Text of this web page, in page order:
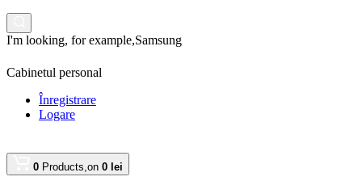
I'm looking, for example,Samsung
Cabinetul personal
Înregistrare
Logare
0 Products,on 0 lei